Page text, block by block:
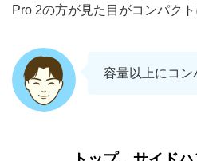
Pro 2の方が見た目がコンパクト
容量以上にコン